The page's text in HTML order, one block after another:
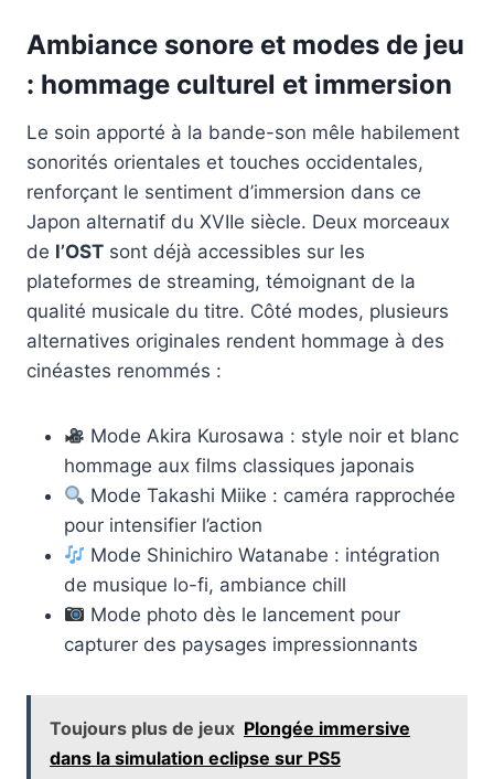
Ambiance sonore et modes de jeu
: hommage culturel et immersion
Le soin apporté à la bande-son mêle habilement
sonorités orientales et touches occidentales,
renforçant le sentiment d’immersion dans ce
Japon alternatif du XVIIe siècle. Deux morceaux
de l’OST sont déjà accessibles sur les
plateformes de streaming, témoignant de la
qualité musicale du titre. Côté modes, plusieurs
alternatives originales rendent hommage à des
cinéastes renommés :
Mode Akira Kurosawa : style noir et blanc
hommage aux films classiques japonais
Mode Takashi Miike : caméra rapprochée
pour intensifier l’action
Mode Shinichiro Watanabe : intégration
de musique lo-fi, ambiance chill
Mode photo dès le lancement pour
capturer des paysages impressionnants
Toujours plus de jeux Plongée immersive
dans la simulation eclipse sur PS5